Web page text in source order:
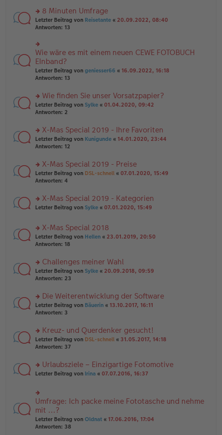
tr
a
g
e
n
er
tr
a
g
n
g
el
e
n
er
B
ei
tr
g
rs
te
u
n
g
el
es
e
er
B
ei
tr
g
8 Minuten Umfrage
Letzter Beitrag von Reisetante « 20.09.2022, 08:40
Antworten: 13
rs
te
r
u
n
el
es
e
B
ei
tr
g
Wie wäre es mit einem neuen CEWE FOTOBUCH
EInband?
Letzter Beitrag von geniesser66 « 16.09.2022, 16:18
Antworten: 13
rs
te
n
g
el
e
n
er
tr
a
Wie finden Sie unser Vorsatzpapier?
Letzter Beitrag von Sylke « 01.04.2020, 09:42
Antworten: 2
rs
te
n
g
el
e
n
ei
tr
a
X-Mas Special 2019 - Ihre Favoriten
Letzter Beitrag von Kunigunde « 14.01.2020, 23:44
Antworten: 12
rs
te
n
g
es
e
n
er
ei
tr
a
X-Mas Special 2019 - Preise
Letzter Beitrag von DSL-schnell « 07.01.2020, 15:49
Antworten: 4
rs
u
n
g
es
e
n
er
ei
tr
a
X-Mas Special 2019 - Kategorien
Letzter Beitrag von Sylke « 07.01.2020, 15:49
rs
te
n
g
el
e
n
er
tr
a
g
X-Mas Special 2018
Letzter Beitrag von Hellen « 23.01.2019, 20:50
Antworten: 18
rs
te
n
g
el
e
n
er
tr
a
Challenges meiner Wahl
Letzter Beitrag von Sylke « 20.09.2018, 09:59
Antworten: 23
rs
te
n
g
el
e
n
ei
tr
a
g
Die Weiterentwicklung der Software
Letzter Beitrag von Bäuerin « 13.10.2017, 16:11
Antworten: 3
rs
te
n
g
es
e
n
er
B
ei
Kreuz- und Querdenker gesucht!
Letzter Beitrag von DSL-schnell « 31.05.2017, 14:18
Antworten: 37
rs
u
n
g
el
es
Urlaubsziele – Einzigartige Fotomotive
Letzter Beitrag von Irina « 07.07.2016, 16:37
rs
te
r
u
n
Umfrage: Ich packe meine Fototasche und nehme
mit ...?
Letzter Beitrag von Oldnat « 17.06.2016, 17:04
Antworten: 38